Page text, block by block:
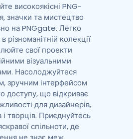
високоякісні PNG-
значки та мистецтво
на PNGgate. Легко
різноманітній колекції
свої проекти
візуальними
Насолоджуйтеся
зручним інтерфейсом
доступу, що відкриває
для дизайнерів,
і творців. Приєднуйтесь
спільноти, де